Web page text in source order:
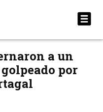
a un
por